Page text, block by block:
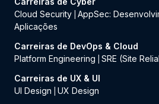
Cloud Security AppSec:
Aplicações
Carreiras de DevOps & Cloud
Platform Engineering
SRE (Site
Carreiras de UX & UI
UI Design
UX Design